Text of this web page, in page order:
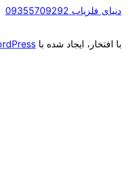
ایجاد شده با WordPress